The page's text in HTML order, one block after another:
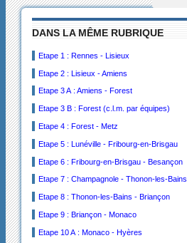
DANS LA MÊME RUBRIQUE
Etape 1 : Rennes - Lisieux
Etape 2 : Lisieux - Amiens
Etape 3 A : Amiens - Forest
Etape 3 B : Forest (c.l.m. par équipes)
Etape 4 : Forest - Metz
Etape 5 : Lunéville - Fribourg-en-Brisgau
Etape 6 : Fribourg-en-Brisgau - Besançon
Etape 7 : Champagnole - Thonon-les-Bains
Etape 8 : Thonon-les-Bains - Briançon
Etape 9 : Briançon - Monaco
Etape 10 A : Monaco - Hyères